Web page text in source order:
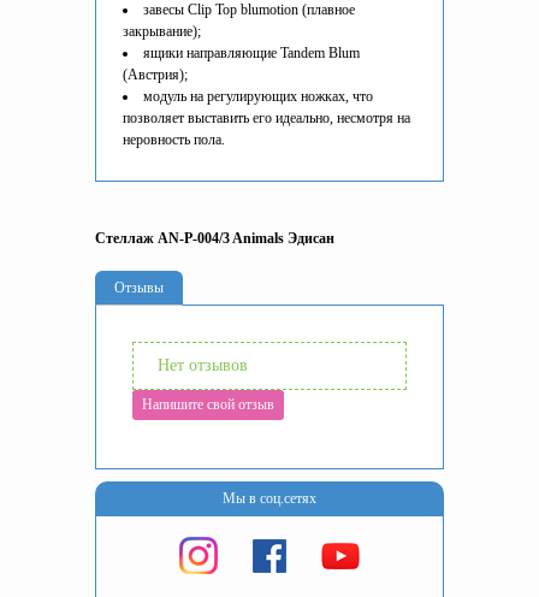
завесы Clip Top blumotion (плавное
закрывание);
ящики направляющие Tandem Blum
(Австрия);
модуль на регулирующих ножках, что
позволяет выставить его идеально, несмотря на
неровность пола.
Стеллаж AN-P-004/3 Animals Эдисан
Отзывы
Нет отзывов
Напишите свой отзыв
Мы в соц.сетях